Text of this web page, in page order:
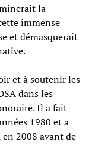
la
immense
et démasquerait
et à soutenir les
dans les
Il a fait
1980 et a
en 2008 avant de